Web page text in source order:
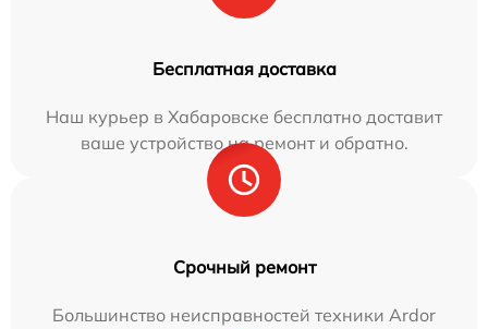
Бесплатная доставка
Наш курьер в Хабаровске бесплатно доставит
ваше устройство на ремонт и обратно.
Срочный ремонт
Большинство неисправностей техники Ardor